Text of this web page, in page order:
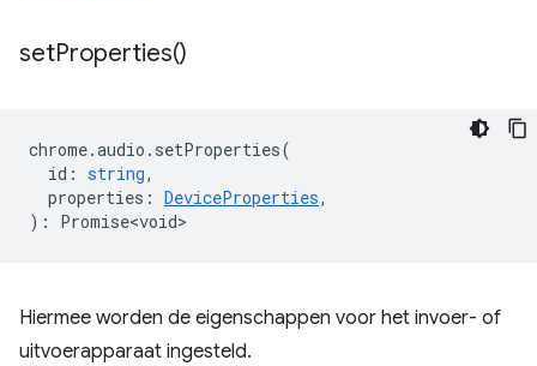
setProperties()
chrome.audio . setProperties(
id : string,
properties : DeviceProperties,
) : Promise<void>
Hiermee worden de eigenschappen voor het invoer- of
uitvoerapparaat ingesteld.